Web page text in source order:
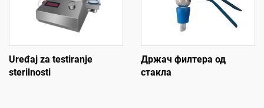
Uređaj za testiranje
sterilnosti
Држач филтера од
стакла